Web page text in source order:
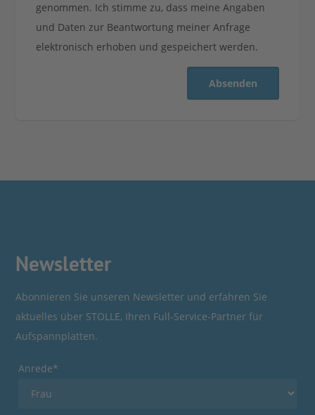
genommen. Ich stimme zu, dass meine Angaben
und Daten zur Beantwortung meiner Anfrage
elektronisch erhoben und gespeichert werden.
Absenden
Newsletter
Abonnieren Sie unseren Newsletter und erfahren Sie
aktuelles über STOLLE, Ihren Full-Service-Partner für
Aufspannplatten.
Anrede*